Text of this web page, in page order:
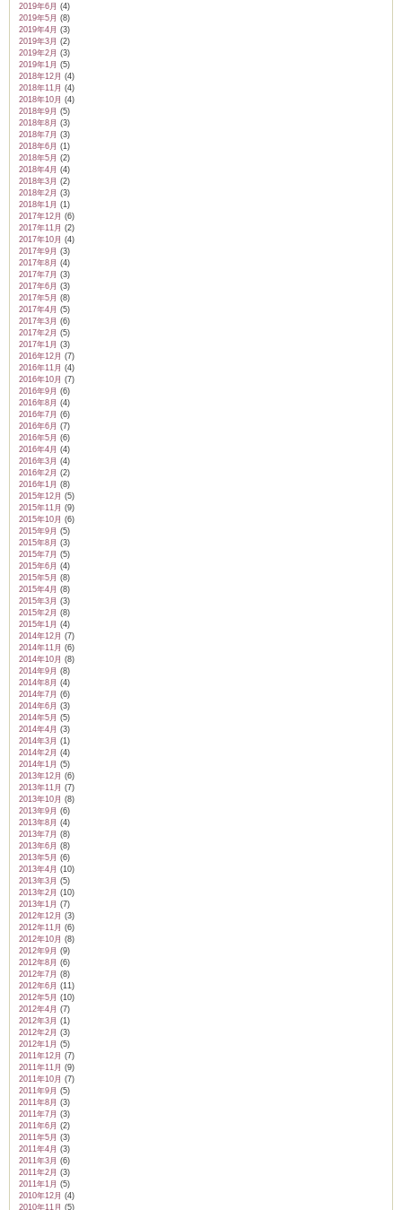
2019年6月 (4)
2019年5月 (8)
2019年4月 (3)
2019年3月 (2)
2019年2月 (3)
2019年1月 (5)
2018年12月 (4)
2018年11月 (4)
2018年10月 (4)
2018年9月 (5)
2018年8月 (3)
2018年7月 (3)
2018年6月 (1)
2018年5月 (2)
2018年4月 (4)
2018年3月 (2)
2018年2月 (3)
2018年1月 (1)
2017年12月 (6)
2017年11月 (2)
2017年10月 (4)
2017年9月 (3)
2017年8月 (4)
2017年7月 (3)
2017年6月 (3)
2017年5月 (8)
2017年4月 (5)
2017年3月 (6)
2017年2月 (5)
2017年1月 (3)
2016年12月 (7)
2016年11月 (4)
2016年10月 (7)
2016年9月 (6)
2016年8月 (4)
2016年7月 (6)
2016年6月 (7)
2016年5月 (6)
2016年4月 (4)
2016年3月 (4)
2016年2月 (2)
2016年1月 (8)
2015年12月 (5)
2015年11月 (9)
2015年10月 (6)
2015年9月 (5)
2015年8月 (3)
2015年7月 (5)
2015年6月 (4)
2015年5月 (8)
2015年4月 (8)
2015年3月 (3)
2015年2月 (8)
2015年1月 (4)
2014年12月 (7)
2014年11月 (6)
2014年10月 (8)
2014年9月 (8)
2014年8月 (4)
2014年7月 (6)
2014年6月 (3)
2014年5月 (5)
2014年4月 (3)
2014年3月 (1)
2014年2月 (4)
2014年1月 (5)
2013年12月 (6)
2013年11月 (7)
2013年10月 (8)
2013年9月 (6)
2013年8月 (4)
2013年7月 (8)
2013年6月 (8)
2013年5月 (6)
2013年4月 (10)
2013年3月 (5)
2013年2月 (10)
2013年1月 (7)
2012年12月 (3)
2012年11月 (6)
2012年10月 (8)
2012年9月 (9)
2012年8月 (6)
2012年7月 (8)
2012年6月 (11)
2012年5月 (10)
2012年4月 (7)
2012年3月 (1)
2012年2月 (3)
2012年1月 (5)
2011年12月 (7)
2011年11月 (9)
2011年10月 (7)
2011年9月 (5)
2011年8月 (3)
2011年7月 (3)
2011年6月 (2)
2011年5月 (3)
2011年4月 (3)
2011年3月 (6)
2011年2月 (3)
2011年1月 (5)
2010年12月 (4)
2010年11月 (5)